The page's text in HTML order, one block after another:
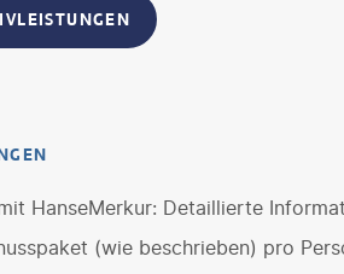
HanseMerkur: Detaillierte
(wie beschrieben) pro